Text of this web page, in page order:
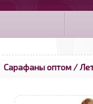
Сарафаны оптом/